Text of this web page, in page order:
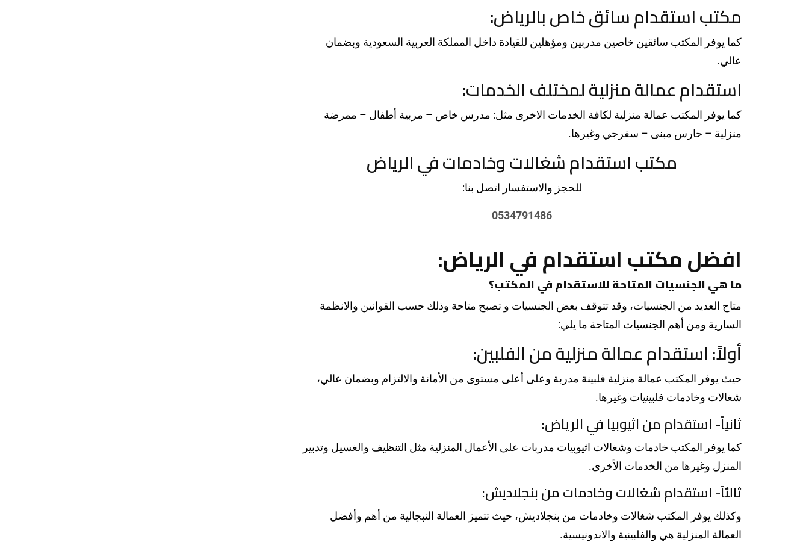
مكتب استقدام سائق خاص بالرياض:
كما يوفر المكتب سائقين خاصين مدربين ومؤهلين للقيادة داخل المملكة العربية السعودية وبضمان
عالي.
استقدام عمالة منزلية لمختلف الخدمات:
كما يوفر المكتب عمالة منزلية لكافة الخدمات الاخرى مثل: مدرس خاص – مربية أطفال – ممرضة
منزلية – حارس مبنى – سفرجي وغيرها.
مكتب استقدام شغالات وخادمات في الرياض
للحجز والاستفسار اتصل بنا:
0534791486
افضل مكتب استقدام في الرياض:
ما هي الجنسيات المتاحة للاستقدام في المكتب؟
متاح العديد من الجنسيات، وقد تتوقف بعض الجنسيات و تصبح متاحة وذلك حسب القوانين والانظمة
السارية ومن أهم الجنسيات المتاحة ما يلي:
أولاً: استقدام عمالة منزلية من الفلبين:
حيث يوفر المكتب عمالة منزلية فلبينة مدربة وعلى أعلى مستوى من الأمانة والالتزام وبضمان عالي،
شغالات وخادمات فلبينيات وغيرها.
ثانياً- استقدام من اثيوبيا في الرياض:
كما يوفر المكتب خادمات وشغالات اثيوبيات مدربات على الأعمال المنزلية مثل التنظيف والغسيل وتدبير
المنزل وغيرها من الخدمات الأخرى.
ثالثاً- استقدام شغالات وخادمات من بنجلاديش:
وكذلك يوفر المكتب شغالات وخادمات من بنجلاديش، حيث تتميز العمالة النبجالية من أهم وأفضل
العمالة المنزلية هي والفلبينية والاندونيسية.